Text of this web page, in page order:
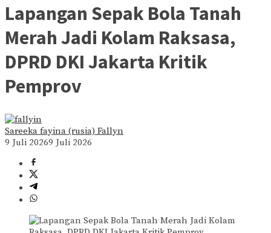
Lapangan Sepak Bola Tanah
Merah Jadi Kolam Raksasa,
DPRD DKI Jakarta Kritik
Pemprov
Sareeka fayina (rusia) Fallyn
9 Juli 20269 Juli 2026